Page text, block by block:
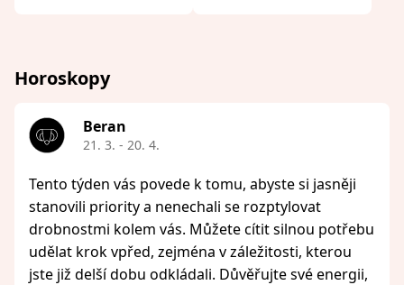
Horoskopy
Beran
21. 3. - 20. 4.
Tento týden vás povede k tomu, abyste si jasněji
stanovili priority a nenechali se rozptylovat
drobnostmi kolem vás. Můžete cítit silnou potřebu
udělat krok vpřed, zejména v záležitosti, kterou
jste již delší dobu odkládali. Důvěřujte své energii,